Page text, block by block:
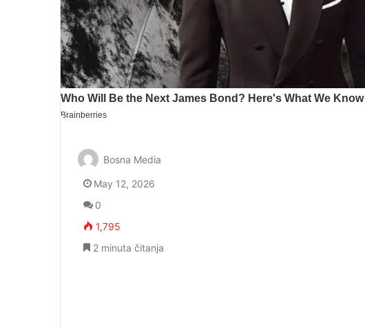
Bosna Media
May 12, 2026
0
1,795
2 minuta čitanja